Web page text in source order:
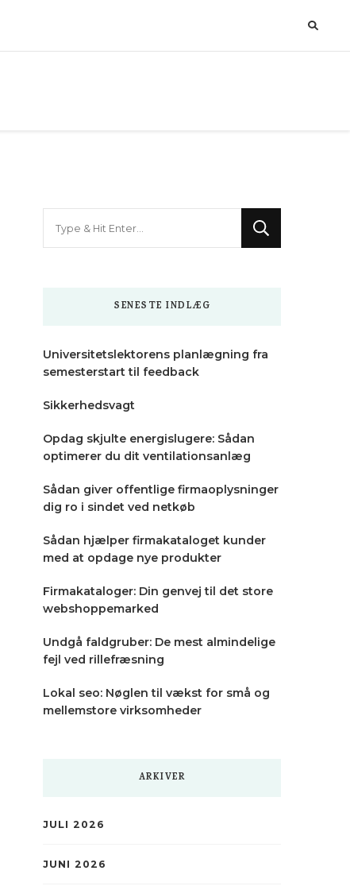
SENESTE INDLÆG
Universitetslektorens planlægning fra
semesterstart til feedback
Sikkerhedsvagt
Opdag skjulte energislugere: Sådan
optimerer du dit ventilationsanlæg
Sådan giver offentlige firmaoplysninger
dig ro i sindet ved netkøb
Sådan hjælper firmakataloget kunder
med at opdage nye produkter
Firmakataloger: Din genvej til det store
webshoppemarked
Undgå faldgruber: De mest almindelige
fejl ved rillefræsning
Lokal seo: Nøglen til vækst for små og
mellemstore virksomheder
ARKIVER
JULI 2026
JUNI 2026